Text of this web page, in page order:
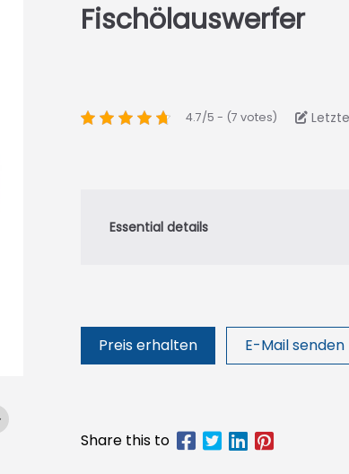
Fischölauswerfer
4.7/5 - (7 votes)
Preis erhalten E-Mail senden